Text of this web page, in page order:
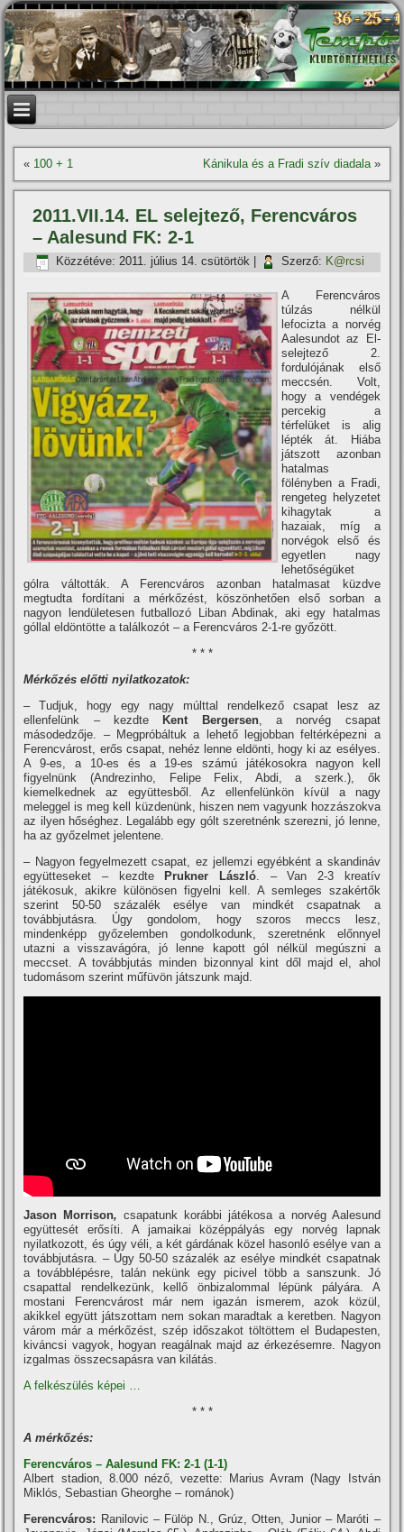
« 100 + 1 Kánikula és a Fradi szí­v diadala»
2011.VII.14. EL selejtező, Ferencváros
– Aalesund FK: 2-1
Közzétéve: 2011. július 14. csütörtök Szerző: K@rcsi
A Ferencváros
túlzás nélkül
lefocizta a norvég
Aalesundot az El-
selejtező 2.
fordulójának első
meccsén. Volt,
hogy a vendégek
percekig a
térfelüket is alig
lépték át. Hiába
játszott azonban
hatalmas
fölényben a Fradi,
rengeteg helyzetet
kihagytak a
hazaiak, mí­g a
norvégok első és
egyetlen nagy
lehetőségüket
gólra váltották. A Ferencváros azonban hatalmasat küzdve
megtudta fordí­tani a mérkőzést, köszönhetően első sorban a
nagyon lendületesen futballozó Liban Abdinak, aki egy hatalmas
góllal eldöntötte a találkozót – a Ferencváros 2-1-re győzött.
* * *
Mérkőzés előtti nyilatkozatok:
– Tudjuk, hogy egy nagy múlttal rendelkező csapat lesz az
ellenfelünk – kezdte
Kent Bergersen, a norvég csapat
másodedzője. – Megpróbáltuk a lehető legjobban feltérképezni a
Ferencvárost, erős csapat, nehéz lenne eldönti, hogy ki az esélyes.
A 9-es, a 10-es és a 19-es számú játékosokra nagyon kell
figyelnünk (Andrezinho, Felipe Felix, Abdi, a szerk.), ők
kiemelkednek az együttesből. Az ellenfelünkön kí­vül a nagy
meleggel is meg kell küzdenünk, hiszen nem vagyunk hozzászokva
az ilyen hőséghez. Legalább egy gólt szeretnénk szerezni, jó lenne,
ha az győzelmet jelentene.
– Nagyon fegyelmezett csapat, ez jellemzi egyébként a skandináv
együtteseket – kezdte
Prukner László. – Van 2-3 kreatí­v
játékosuk, akikre különösen figyelni kell. A semleges szakértők
szerint 50-50 százalék esélye van mindkét csapatnak a
továbbjutásra. Úgy gondolom, hogy szoros meccs lesz,
mindenképp győzelemben gondolkodunk, szeretnénk előnnyel
utazni a visszavágóra, jó lenne kapott gól nélkül megúszni a
meccset. A továbbjutás minden bizonnyal kint dől majd el, ahol
tudomásom szerint műfüvön játszunk majd.
Jason Morrison,csapatunk korábbi játékosa a norvég Aalesund
együttesét erősí­ti. A jamaikai középpályás egy norvég lapnak
nyilatkozott, és úgy véli, a két gárdának közel hasonló esélye van a
továbbjutásra. – Úgy 50-50 százalék az esélye mindkét csapatnak
a továbblépésre, talán nekünk egy picivel több a sanszunk. Jó
csapattal rendelkezünk, kellő önbizalommal lépünk pályára. A
mostani Ferencvárost már nem igazán ismerem, azok közül,
akikkel együtt játszottam nem sokan maradtak a keretben. Nagyon
várom már a mérkőzést, szép időszakot töltöttem el Budapesten,
kiváncsi vagyok, hogyan reagálnak majd az érkezésemre. Nagyon
izgalmas összecsapásra van kilátás.
A felkészülés képei …
* * *
A mérkőzés:
Ferencváros – Aalesund FK: 2-1 (1-1)
Albert stadion, 8.000 néző, vezette: Marius Avram (Nagy István
Miklós, Sebastian Gheorghe – románok)
Ferencváros: Ranilovic – Fülöp N., Grúz, Otten, Junior – Maróti –